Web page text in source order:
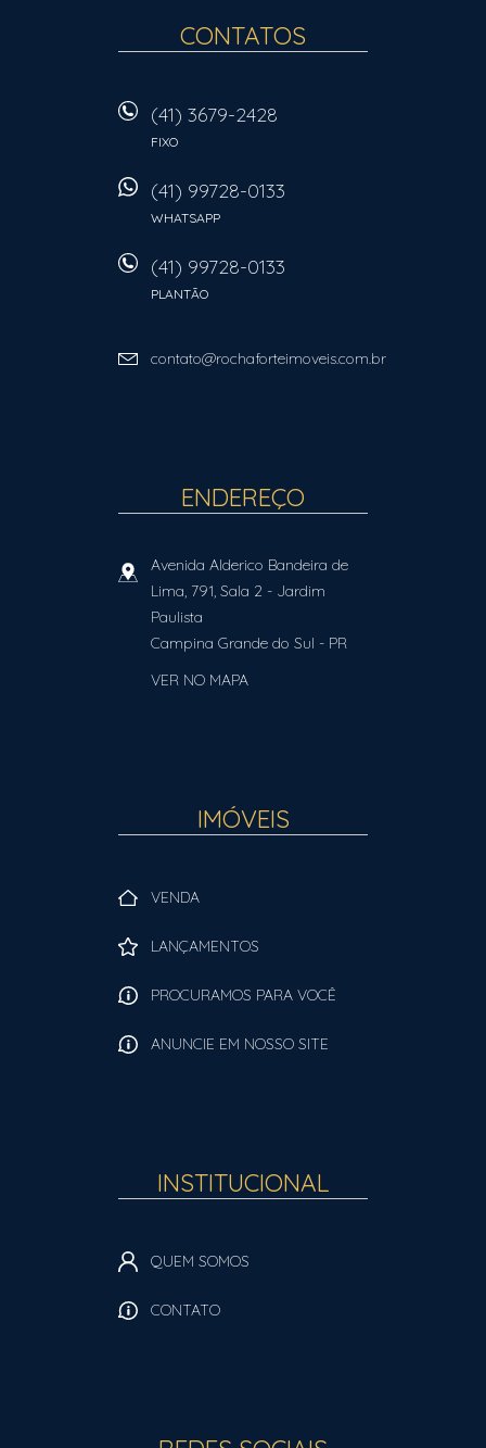
CONTATOS
(41) 3679-2428
FIXO
(41) 99728-0133
WHATSAPP
(41) 99728-0133
PLANTÃO
contato@rochaforteimoveis.com.br
ENDEREÇO
Avenida Alderico Bandeira de
Lima, 791, Sala 2 - Jardim
Paulista
Campina Grande do Sul - PR
VER NO MAPA
IMÓVEIS
VENDA
LANÇAMENTOS
PROCURAMOS PARA VOCÊ
ANUNCIE EM NOSSO SITE
INSTITUCIONAL
QUEM SOMOS
CONTATO